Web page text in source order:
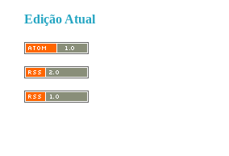
Edição Atual